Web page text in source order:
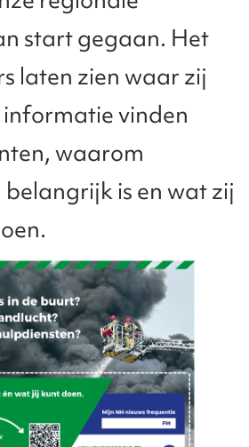
start gegaan. Het
laten zien waar zij
vinden
waarom
is en wat zij